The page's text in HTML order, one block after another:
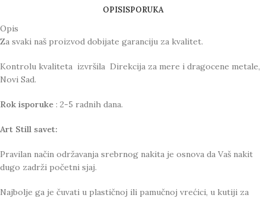
OPISISPORUKA
Opis
Za svaki naš proizvod dobijate garanciju za kvalitet.
Kontrolu kvaliteta izvršila Direkcija za mere i dragocene metale,
Novi Sad.
Rok isporuke : 2-5 radnih dana.
Art Still savet:
Pravilan način održavanja srebrnog nakita je osnova da Vaš nakit
dugo zadrži početni sjaj.
Najbolje ga je čuvati u plastičnoj ili pamučnoj vrećici, u kutiji za